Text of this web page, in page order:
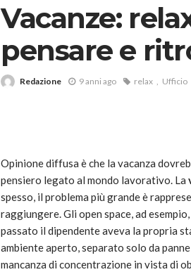
Vacanze:
pensare e
Redazione 9 anni ago relax Ufficio
Opinione diffusa è che la vacanza
pensiero legato al mondo lavorativo. La
spesso, il problema più grande è
raggiungere. Gli open space, ad
passato il dipendente aveva la propria
ambiente aperto, separato solo da
mancanza di concentrazione in vista di
VARIE
Robot
scegliere per il